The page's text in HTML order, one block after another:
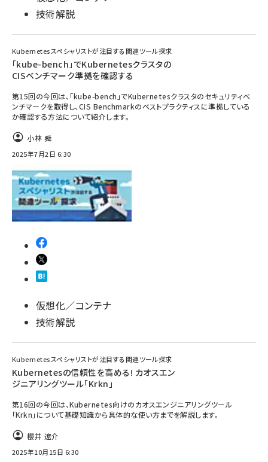
技術解説
Kubernetesスペシャリストが注目する関連ツール探求
「kube-bench」でKubernetesクラスタの
CISベンチマーク準拠を確認する
第15回の今回は、「kube-bench」でKubernetesクラスタのセキュリティベ
ンチマークを取得し、CIS Benchmarkのベストプラクティスに準拠している
か確認する方法について紹介します。
小林 舜
2025年7月2日 6:30
仮想化／コンテナ
技術解説
Kubernetesスペシャリストが注目する関連ツール探求
Kubernetesの信頼性を高める! カオスエン
ジニアリングツール「Krkn」
第16回の今回は、Kubernetes向けのカオスエンジニアリングツール
「Krkn」について基礎知識から具体的な使い方までを解説します。
櫻井 遼介
2025年10月15日 6:30